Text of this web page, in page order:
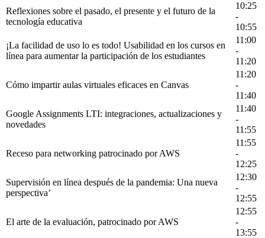
Reflexiones sobre el pasado, el presente y el futuro de la
tecnología educativa
10:25
-
10:55
¡La facilidad de uso lo es todo! Usabilidad en los cursos en
línea para aumentar la participación de los estudiantes
11:00
-
11:20
Cómo impartir aulas virtuales eficaces en Canvas
11:20
-
11:40
Google Assignments LTI: integraciones, actualizaciones y
novedades
11:40
-
11:55
Receso para networking patrocinado por AWS
11:55
-
12:25
Supervisión en línea después de la pandemia: Una nueva
perspectiva’
12:30
-
12:55
El arte de la evaluación, patrocinado por AWS
12:55
-
13:55